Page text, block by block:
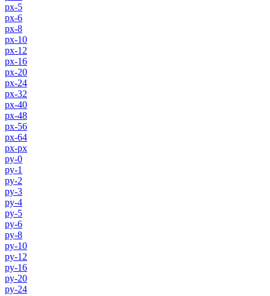
px-5
px-6
px-8
px-10
px-12
px-16
px-20
px-24
px-32
px-40
px-48
px-56
px-64
px-px
py-0
py-1
py-2
py-3
py-4
py-5
py-6
py-8
py-10
py-12
py-16
py-20
py-24